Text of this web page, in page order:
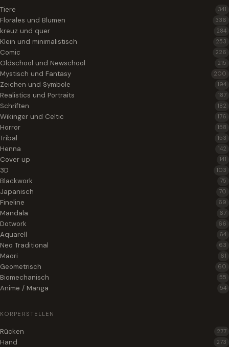
Tiere 341
Florales und Blumen 336
kreuz und quer 284
Klein und minimalistisch 253
Comic 226
Oldschool und Newschool 215
Mystisch und Fantasy 200
Zeichen und Symbole 194
Realistics und Portraits 187
Schriften 182
Wikinger und Celtic 176
Horror 158
Tribal 153
Henna 142
Cover up 141
3D 103
Blackwork 75
Japanisch 70
Fineline 69
Mandala 67
Dotwork 66
Aquarell 64
Neo Traditional 63
Maori 61
Geometrisch 60
Biomechanisch 55
Anime / Manga 54
KÖRPERSTELLEN
Rücken 277
Hand 273